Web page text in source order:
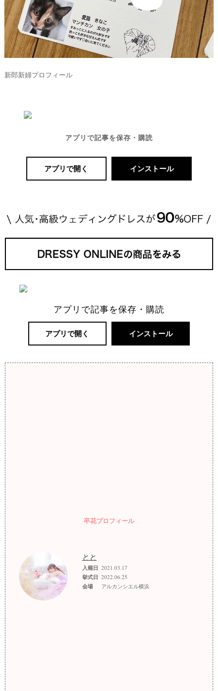
新郎新婦プロフィール
アプリで記事を保存・購読
アプリで開く インストール
アプリで記事を保存・購読
アプリで開く インストール
卒花プロフィール
とと
入籍日 2021.03.17
挙式日 2022.06.25
会場 アルカンシエル横浜